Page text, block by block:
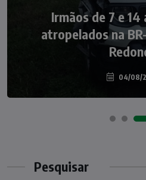
Irmãos de 7 e
atropelados na
04/08/
Nádia Menegazzi
palco do
07/08/
Pesquisar